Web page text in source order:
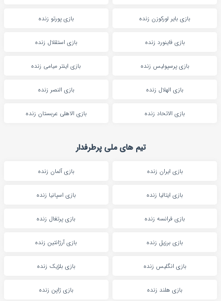
بازی بایر لورکوزن زنده بازی پورتو زنده
بازی فاینورد زنده بازی استقلال زنده
بازی پرسپولیس زنده بازی اینتر میامی زنده
بازی الهلال زنده بازی النصر زنده
بازی الاتحاد زنده بازی الاهلی عربستان زنده
تیم های ملی پرطرفدار
بازی ایران زنده بازی آلمان زنده
بازی ایتالیا زنده بازی اسپانیا زنده
بازی فرانسه زنده بازی پرتغال زنده
بازی برزیل زنده بازی آرژانتین زنده
بازی انگلیس زنده بازی بلژیک زنده
بازی هلند زنده بازی ژاپن زنده